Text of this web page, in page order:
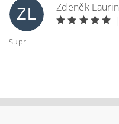
ZL
Zdeněk Laurin
|
Supr